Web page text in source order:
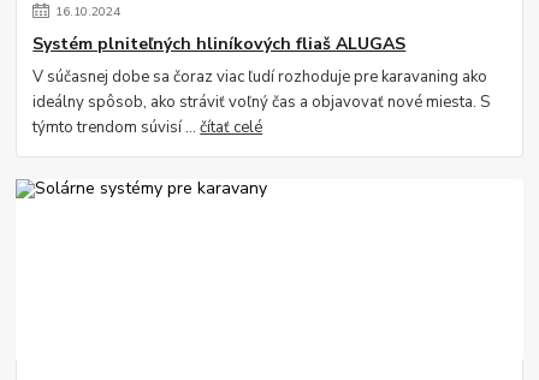
16.10.2024
Systém plniteľných hliníkových fliaš ALUGAS
V súčasnej dobe sa čoraz viac ľudí rozhoduje pre karavaning ako
ideálny spôsob, ako stráviť voľný čas a objavovať nové miesta. S
týmto trendom súvisí ...čítať celé